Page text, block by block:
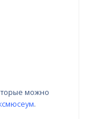
можно
.